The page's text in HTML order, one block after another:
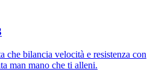
che bilancia velocità e resistenza con
man mano che ti alleni.